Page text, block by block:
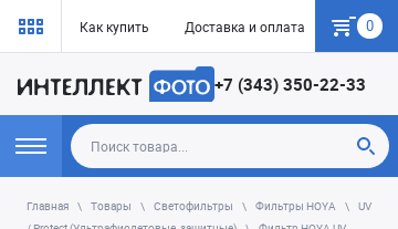
Как купить Доставка и оплата Гарантия
0
+7 (343) 350-22-33
Главная Товары Светофильтры Фильтры HOYA
UV